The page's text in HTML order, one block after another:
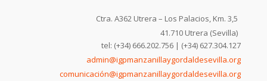
Ctra. A362 Utrera – Los Palacios, Km. 3,5
41.710 Utrera (Sevilla)
tel: (+34) 666.202.756 | (+34) 627.304.127
admin@igpmanzanillaygordaldesevilla.org
comunicación@igpmanzanillaygordaldesevilla.org